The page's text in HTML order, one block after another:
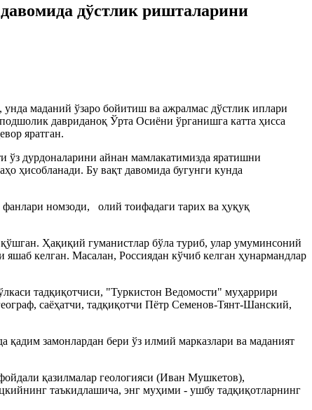
дўстлик ришталарини
маданий ўзаро бойитиш ва ажралмас дўстлик иплари
давриданоқ Ўрта Осиёни ўрганишга катта ҳисса
яратган.
ўз дурдоналарини айнан мамлакатимизда яратишни
ҳисобланади. Бу вақт давомида бугунги кунда
номзоди, олий тоифадаги тарих ва ҳуқуқ
Ҳақиқий гуманистлар бўла туриб, улар умуминсоний
келган. Масалан, Россиядан кўчиб келган ҳунармандлар
тадқиқотчиси, "Туркистон Ведомости" муҳаррири
саёҳатчи, тадқиқотчи Пётр Семенов-Тянт-Шанский,
замонлардан бери ўз илмий марказлари ва маданият
қазилмалар геологияси (Иван Мушкетов),
таъкидлашича, энг муҳими - ушбу тадқиқотларнинг